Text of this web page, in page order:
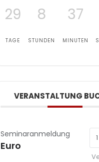
29
TAGE
8
STUNDEN
37
MINUTEN
VERANSTALTUNG
Seminaranmeldung
Euro